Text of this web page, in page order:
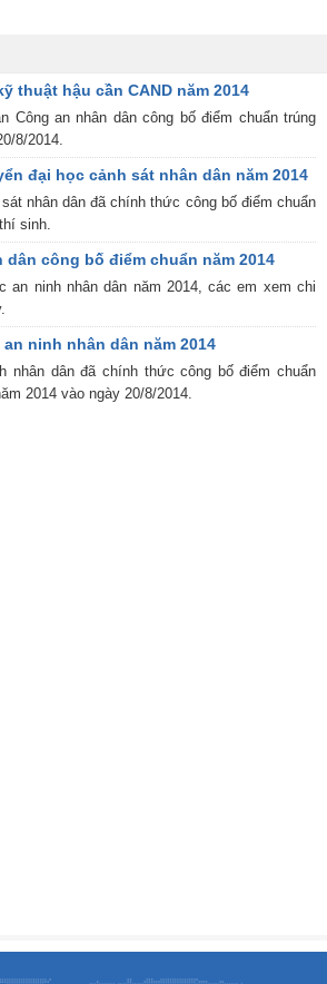
thuật hậu cần CAND năm 2014
Công an nhân dân công bố điểm chuẩn trúng
8/2014.
đại học cảnh sát nhân dân năm 2014
nhân dân đã chính thức công bố điểm chuẩn
sinh.
công bố điểm chuẩn năm 2014
an ninh nhân dân năm 2014, các em xem chi
ninh nhân dân năm 2014
nhân dân đã chính thức công bố điểm chuẩn
2014 vào ngày 20/8/2014.